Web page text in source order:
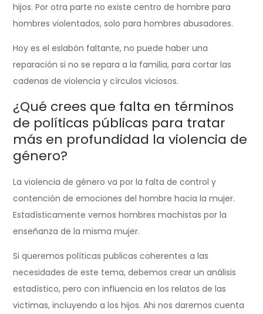
hijos. Por otra parte no existe centro de hombre para
hombres violentados, solo para hombres abusadores.
Hoy es el eslabón faltante, no puede haber una
reparación si no se repara a la familia, para cortar las
cadenas de violencia y círculos viciosos.
¿Qué crees que falta en términos
de políticas públicas para tratar
más en profundidad la violencia de
género?
La violencia de género va por la falta de control y
contención de emociones del hombre hacia la mujer.
Estadísticamente vemos hombres machistas por la
enseñanza de la misma mujer.
Si queremos políticas publicas coherentes a las
necesidades de este tema, debemos crear un análisis
estadístico, pero con influencia en los relatos de las
victimas, incluyendo a los hijos. Ahi nos daremos cuenta